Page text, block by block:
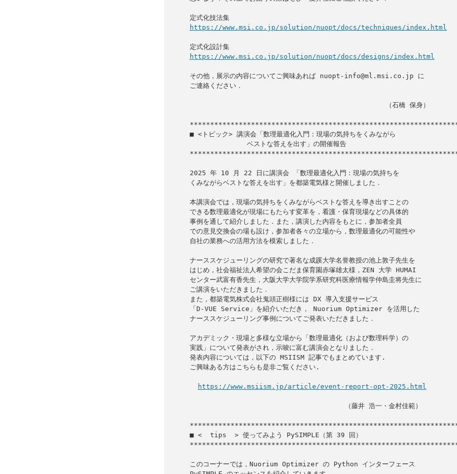
https://www.msi.co.jp/solution/nuopt/docs/techniques/index.html
https://www.msi.co.jp/solution/nuopt/docs/designs/index.html
その他，展示の内容についてご興味あれば nuopt-info@ml.msi.co.jp に
ご連絡ください．
■ <トピック> 講演会「数理最適化入門：現場の気持ちをくみながら
2025 年 10 月 22 日に講演会 「数理最適化入門：現場の気持ちを
くみながらベストな答えを出す」を都築電気様と開催しました．
本講演会では，現場の気持ちをくみながらベストな答えを導き出すことの
できる数理最適化が現場にもたらす変革を，看護・保育現場などの具体的
事例を通して紹介しました．また，講演した内容をもとに，参加者全員
での意見交換会の場も設け，参加者各々の立場から，数理最適化の可能性や
自社の業務への活用方法を模索しました．
ナーススケジューリングの研究で著名な成蹊大学名誉教授の池上敦子先生を
はじめ，社会福祉法人希望の会こだま保育園赤塚雄太様，ZEN 大学 HUMAI
センター武富有香先生，大阪大学大学院学系研究科医療情報学仲島圭将先生に
ご講演をいただきました．
また，都築電気株式会社鬼頭正樹様には DX 導入支援サービス
「D-VUE Service」を紹介いただき， Nuorium Optimizer を活用した
ナーススケジューリング事例についてご発表いただきました．
アカデミック・現場と多様な立場から「数理最適化（および数理科学）の
実践」について発表がされ，示唆に富む講演会となりました．
発表内容については，以下の MSIISM 記事でもまとめています.
ご興味ある方はこちらも是非ご覧ください.
https://www.msiism.jp/article/event-report-opt-2025.html
■ <  tips  > 使ってみよう PySIMPLE（第 39 回）
このコーナーでは，Nuorium Optimizer の Python インターフェース